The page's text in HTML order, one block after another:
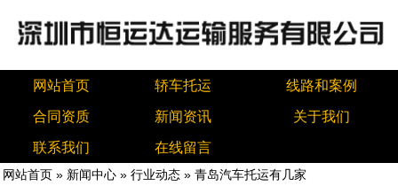
网站首页 轿车托运 线路和案例
合同资质 新闻资讯 关于我们
联系我们 在线留言
网站首页 » 新闻中心 » 行业动态 » 青岛汽车托运有几家